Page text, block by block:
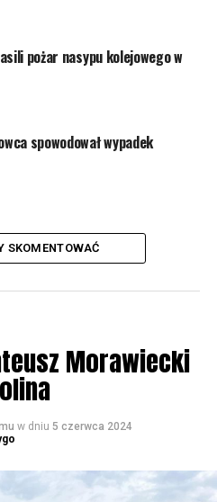
pożar nasypu kolejowego w
spowodował wypadek
SKOMENTOWAĆ
Morawiecki
w dniu 5 czerwca 2024